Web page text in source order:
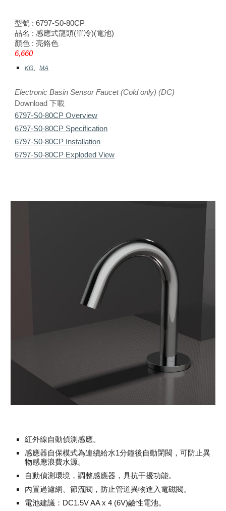
型號 : 6797-S0-80CP
品名 : 感應式龍頭(單冷)(電池)
顏色 : 亮鉻色
6,660
KG、MA
Electronic Basin Sensor Faucet (Cold only) (DC)
Download 下載
6797-S0-80CP Overview
6797-S0-80CP Specification
6797-S0-80CP Installation
6797-S0-80CP Exploded View
紅外線自動偵測感應。
感應器自保模式為連續給水1分鐘後自動閉閥，可防止異
物感應浪費水源。
自動偵測環境，調整感應器，具抗干擾功能。
內置過濾網、節流閥，防止管道異物進入電磁閥。
電池建議：DC1.5V AA x 4 (6V)鹼性電池。